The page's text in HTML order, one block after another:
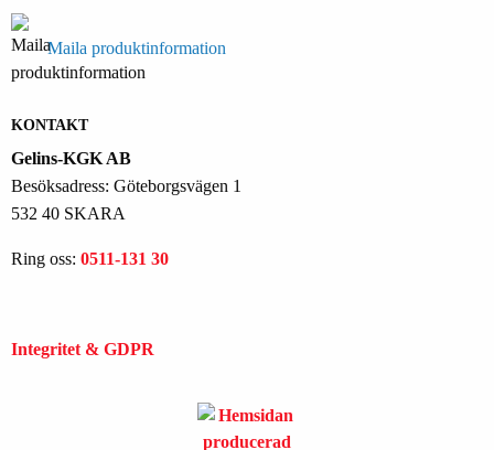
Maila produktinformation
KONTAKT
Gelins-KGK AB
Besöksadress: Göteborgsvägen 1
532 40 SKARA
Ring oss: 0511-131 30
Integritet & GDPR